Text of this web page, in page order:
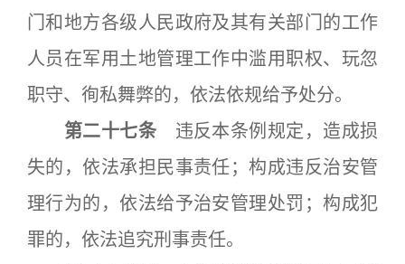
门和地方各级人民政府及其有关部门的工作
人员在军用土地管理工作中滥用职权、玩忽
职守、徇私舞弊的，依法依规给予处分。
第二十七条 违反本条例规定，造成损
失的，依法承担民事责任；构成违反治安管
理行为的，依法给予治安管理处罚；构成犯
罪的，依法追究刑事责任。